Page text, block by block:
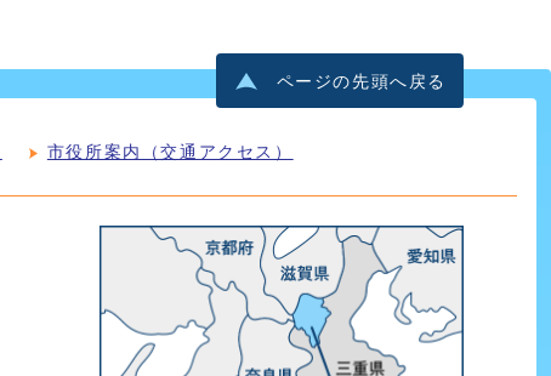
ページの先頭へ戻る
市役所案内（交通アクセス）